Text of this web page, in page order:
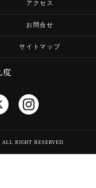
アクセス
お問合せ
サイトマップ
ALL RIGHT RESERVED.